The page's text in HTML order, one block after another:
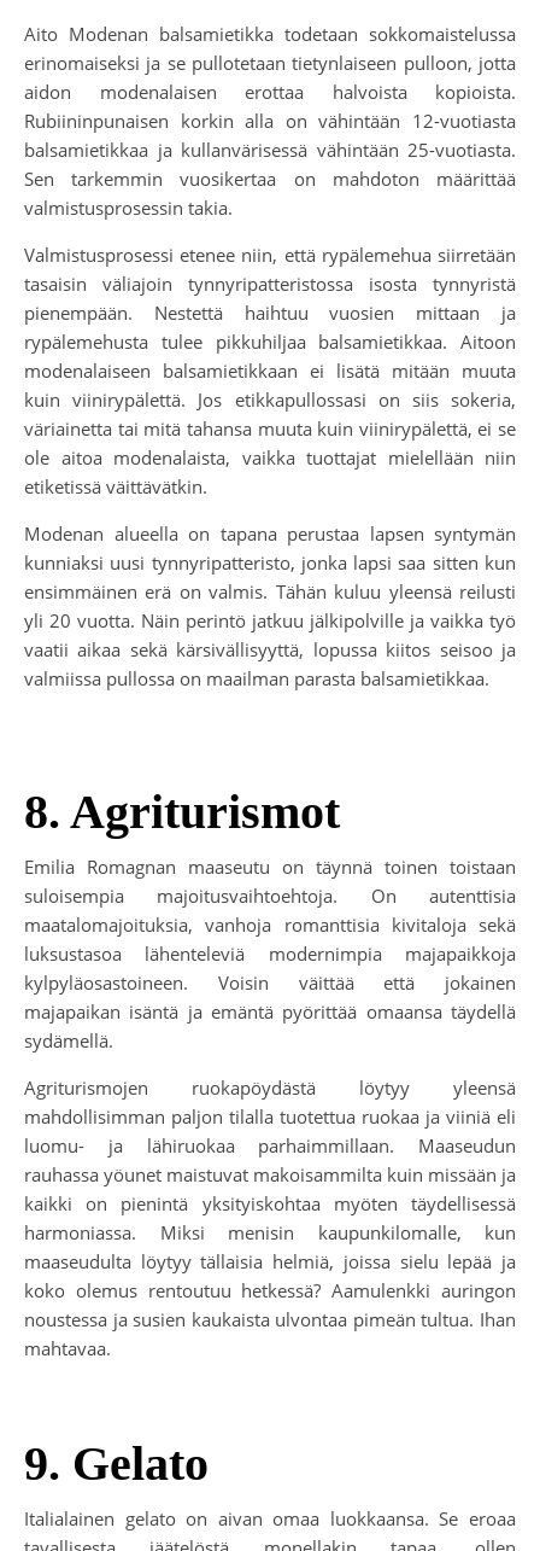
Aito Modenan balsamietikka todetaan sokkomaistelussa
erinomaiseksi ja se pullotetaan tietynlaiseen pulloon, jotta
aidon modenalaisen erottaa halvoista kopioista.
Rubiininpunaisen korkin alla on vähintään 12-vuotiasta
balsamietikkaa ja kullanvärisessä vähintään 25-vuotiasta.
Sen tarkemmin vuosikertaa on mahdoton määrittää
valmistusprosessin takia.
Valmistusprosessi etenee niin, että rypälemehua siirretään
tasaisin väliajoin tynnyripatteristossa isosta tynnyristä
pienempään. Nestettä haihtuu vuosien mittaan ja
rypälemehusta tulee pikkuhiljaa balsamietikkaa. Aitoon
modenalaiseen balsamietikkaan ei lisätä mitään muuta
kuin viinirypälettä. Jos etikkapullossasi on siis sokeria,
väriainetta tai mitä tahansa muuta kuin viinirypälettä, ei se
ole aitoa modenalaista, vaikka tuottajat mielellään niin
etiketissä väittävätkin.
Modenan alueella on tapana perustaa lapsen syntymän
kunniaksi uusi tynnyripatteristo, jonka lapsi saa sitten kun
ensimmäinen erä on valmis. Tähän kuluu yleensä reilusti
yli 20 vuotta. Näin perintö jatkuu jälkipolville ja vaikka työ
vaatii aikaa sekä kärsivällisyyttä, lopussa kiitos seisoo ja
valmiissa pullossa on maailman parasta balsamietikkaa.
8. Agriturismot
Emilia Romagnan maaseutu on täynnä toinen toistaan
suloisempia majoitusvaihtoehtoja. On autenttisia
maatalomajoituksia, vanhoja romanttisia kivitaloja sekä
luksustasoa lähenteleviä modernimpia majapaikkoja
kylpyläosastoineen. Voisin väittää että jokainen
majapaikan isäntä ja emäntä pyörittää omaansa täydellä
sydämellä.
Agriturismojen ruokapöydästä löytyy yleensä
mahdollisimman paljon tilalla tuotettua ruokaa ja viiniä eli
luomu- ja lähiruokaa parhaimmillaan. Maaseudun
rauhassa yöunet maistuvat makoisammilta kuin missään ja
kaikki on pienintä yksityiskohtaa myöten täydellisessä
harmoniassa. Miksi menisin kaupunkilomalle, kun
maaseudulta löytyy tällaisia helmiä, joissa sielu lepää ja
koko olemus rentoutuu hetkessä? Aamulenkki auringon
noustessa ja susien kaukaista ulvontaa pimeän tultua. Ihan
mahtavaa.
9. Gelato
Italialainen gelato on aivan omaa luokkaansa. Se eroaa